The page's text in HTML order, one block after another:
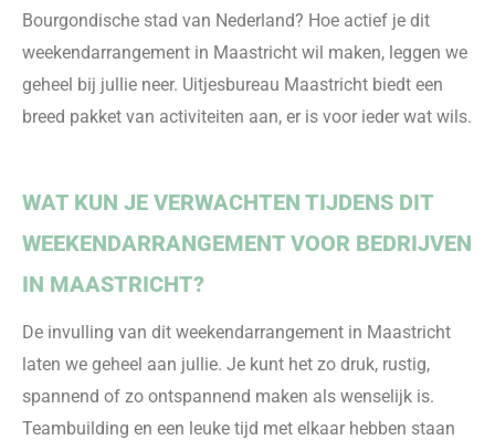
Bourgondische stad van Nederland? Hoe actief je dit
weekendarrangement in Maastricht wil maken, leggen we
geheel bij jullie neer. Uitjesbureau Maastricht biedt een
breed pakket van activiteiten aan, er is voor ieder wat wils.
WAT KUN JE VERWACHTEN TIJDENS DIT
WEEKENDARRANGEMENT VOOR BEDRIJVEN
IN MAASTRICHT?
De invulling van dit weekendarrangement in Maastricht
laten we geheel aan jullie. Je kunt het zo druk, rustig,
spannend of zo ontspannend maken als wenselijk is.
Teambuilding en een leuke tijd met elkaar hebben staan